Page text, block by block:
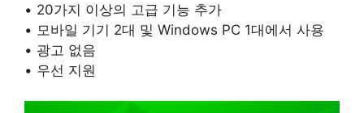
• 20가지 이상의 고급 기능 추가
• 모바일 기기 2대 및 Windows PC 1대에서 사용
• 광고 없음
• 우선 지원